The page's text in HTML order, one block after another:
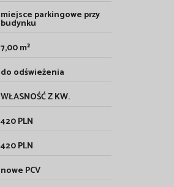
miejsce parkingowe przy
budynku
7,00 m²
do odświeżenia
WŁASNOŚĆ Z KW.
420 PLN
420 PLN
nowe PCV